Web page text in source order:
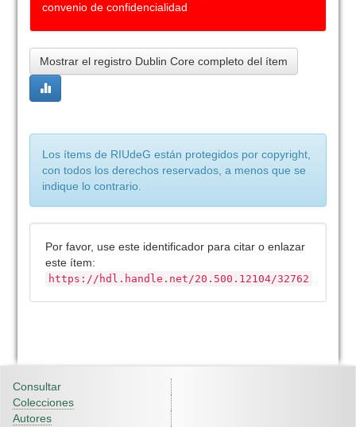
convenio de confidencialidad
Mostrar el registro Dublin Core completo del ítem
Los ítems de RIUdeG están protegidos por copyright,
con todos los derechos reservados, a menos que se
indique lo contrario.
Por favor, use este identificador para citar o enlazar
este ítem:
https://hdl.handle.net/20.500.12104/32762
Consultar
Colecciones
Autores